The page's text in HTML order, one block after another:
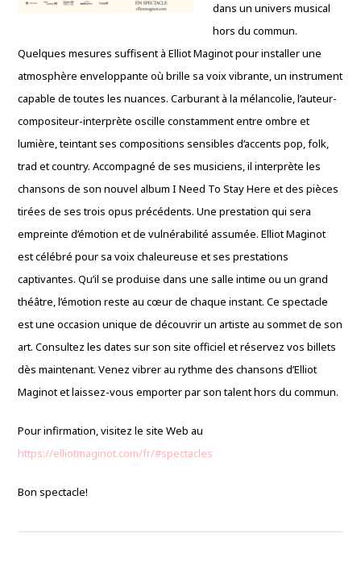
dans un univers musical
hors du commun.
Quelques mesures suffisent à Elliot Maginot pour installer une
atmosphère enveloppante où brille sa voix vibrante, un instrument
capable de toutes les nuances. Carburant à la mélancolie, l’auteur-
compositeur-interprète oscille constamment entre ombre et
lumière, teintant ses compositions sensibles d’accents pop, folk,
trad et country. Accompagné de ses musiciens, il interprète les
chansons de son nouvel album I Need To Stay Here et des pièces
tirées de ses trois opus précédents. Une prestation qui sera
empreinte d’émotion et de vulnérabilité assumée. Elliot Maginot
est célébré pour sa voix chaleureuse et ses prestations
captivantes. Qu’il se produise dans une salle intime ou un grand
théâtre, l’émotion reste au cœur de chaque instant. Ce spectacle
est une occasion unique de découvrir un artiste au sommet de son
art. Consultez les dates sur son site officiel et réservez vos billets
dès maintenant. Venez vibrer au rythme des chansons d’Elliot
Maginot et laissez-vous emporter par son talent hors du commun.
Pour infirmation, visitez le site Web au
https://elliotmaginot.com/fr/#spectacles
Bon spectacle!